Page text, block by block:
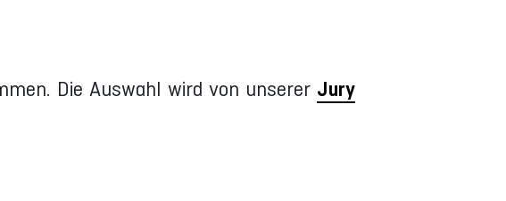
Die Auswahl wird von unserer Jury